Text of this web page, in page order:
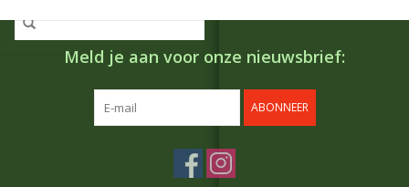
Meld je aan voor onze nieuwsbrief:
ABONNEER